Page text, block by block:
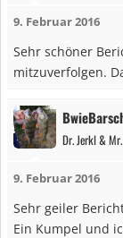
9. Februar 2016
Sehr schöner
mitzuverfolgen.
Dr. Jerkl &
9. Februar 2016
Sehr geiler
Ein Kumpel und